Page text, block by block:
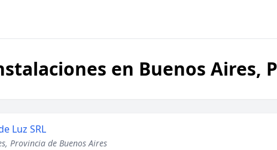
en Buenos Aires,
Luz SRL
Provincia de Buenos Aires